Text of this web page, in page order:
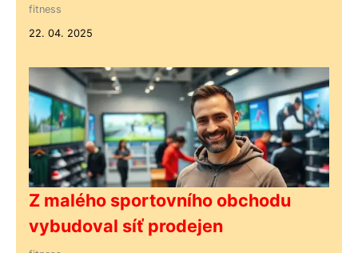
fitness
22. 04. 2025
Z malého sportovního obchodu
vybudoval síť prodejen